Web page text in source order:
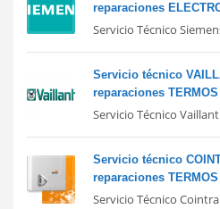
reparaciones
Servicio Técnico
Servicio técnico
reparaciones
Servicio Técnico
Servicio técnico
reparaciones TERMOS
Servicio Técnico